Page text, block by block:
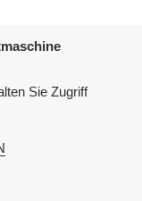
Sie Zugriff